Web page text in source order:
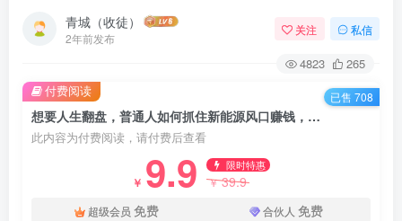
青城（收徒）
2年前发布
关注 私信
4823 265
想要人生翻盘，普通人如何抓住新能源风口赚钱，落地实战案例课-34节无水印
此内容为付费阅读，请付费后查看
￥ 9.9 限时特惠
￥39.9
超级会员 免费 合伙人 免费
付费阅读 已售 708